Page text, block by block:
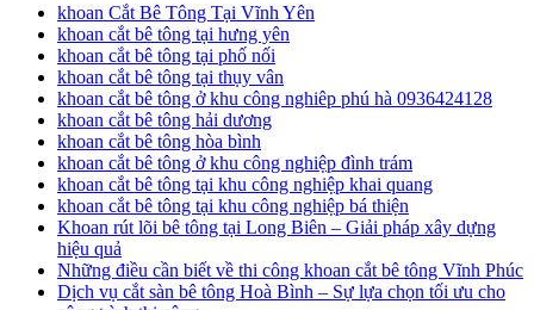
khoan Cắt Bê Tông Tại Vĩnh Yên
khoan cắt bê tông tại hưng yên
khoan cắt bê tông tại phố nối
khoan cắt bê tông tại thụy vân
khoan cắt bê tông ở khu công nghiêp phú hà 0936424128
khoan cắt bê tông hải dương
khoan cắt bê tông hòa bình
khoan cắt bê tông ở khu công nghiệp đình trám
khoan cắt bê tông tại khu công nghiệp khai quang
khoan cắt bê tông tại khu công nghiệp bá thiện
Khoan rút lõi bê tông tại Long Biên – Giải pháp xây dựng
hiệu quả
Những điều cần biết về thi công khoan cắt bê tông Vĩnh Phúc
Dịch vụ cắt sàn bê tông Hoà Bình – Sự lựa chọn tối ưu cho